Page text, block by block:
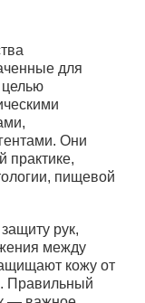
для
целью
Они
практике,
пищевой
рук,
между
кожу от
Правильный